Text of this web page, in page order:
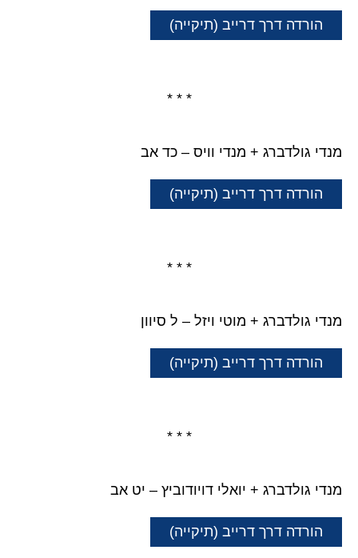
הורדה דרך דרייב (תיקייה)
* * *
מנדי גולדברג + מנדי וויס – כד אב
הורדה דרך דרייב (תיקייה)
* * *
מנדי גולדברג + מוטי ויזל – ל סיוון
הורדה דרך דרייב (תיקייה)
* * *
מנדי גולדברג + יואלי דויודוביץ – יט אב
הורדה דרך דרייב (תיקייה)